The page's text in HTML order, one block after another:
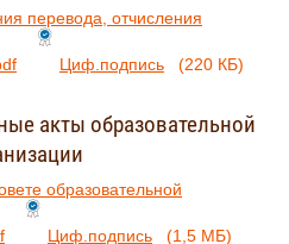
перевода, отчисления
Циф.подпись (220 КБ)
акты образовательной
образовательной
Циф.подпись
(1,5 МБ)